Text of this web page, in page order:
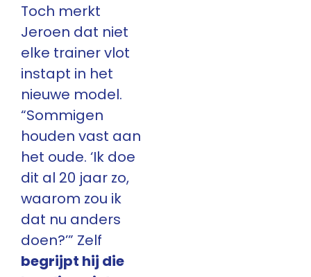
Toch merkt
Jeroen dat niet
elke trainer vlot
instapt in het
nieuwe model.
“Sommigen
houden vast aan
het oude. ‘Ik doe
dit al 20 jaar zo,
waarom zou ik
dat nu anders
doen?’” Zelf
begrijpt hij die